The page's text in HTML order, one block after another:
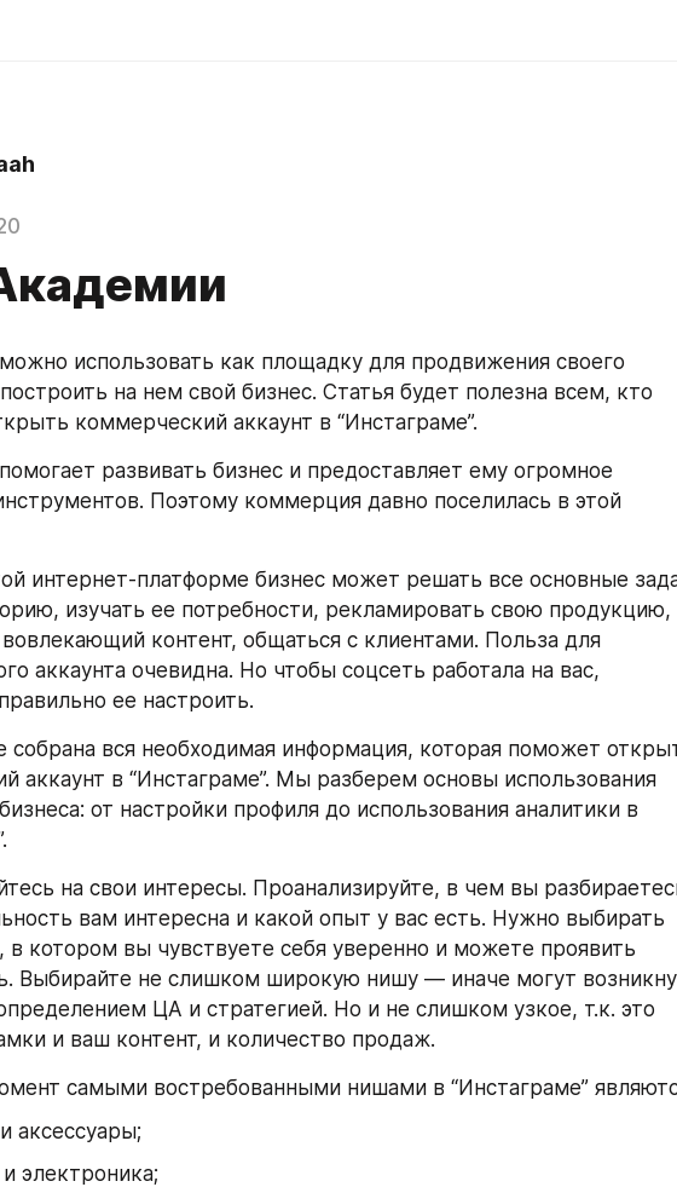
использовать как площадку для продвижения своего
на нем свой бизнес. Статья будет полезна всем, кто
коммерческий аккаунт в “Инстаграме”.
развивать бизнес и предоставляет ему огромное
Поэтому коммерция давно поселилась в этой
интернет-платформе бизнес может решать все основные
изучать ее потребности, рекламировать свою продукцию,
вовлекающий контент, общаться с клиентами. Польза для
аккаунта очевидна. Но чтобы соцсеть работала на вас,
ее настроить.
собрана вся необходимая информация, которая поможет
аккаунт в “Инстаграме”. Мы разберем основы использования
от настройки профиля до использования аналитики в
на свои интересы. Проанализируйте, в чем вы
вам интересна и какой опыт у вас есть. Нужно выбирать
в котором вы чувствуете себя уверенно и можете проявить
Выбирайте не слишком широкую нишу — иначе могут
ЦА и стратегией. Но и не слишком узкое, т.к. это
и ваш контент, и количество продаж.
самыми востребованными нишами в “Инстаграме”
аксессуары;
электроника;